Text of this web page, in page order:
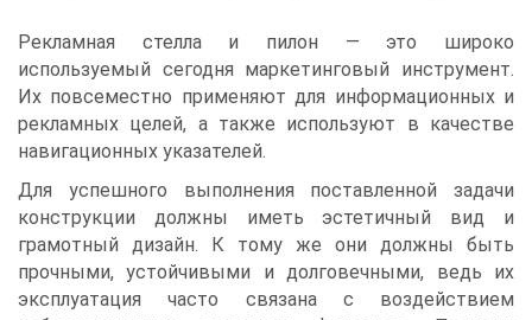
Рекламная стелла и пилон — это широко
используемый сегодня маркетинговый инструмент.
Их повсеместно применяют для информационных и
рекламных целей, а также используют в качестве
навигационных указателей.
Для успешного выполнения поставленной задачи
конструкции должны иметь эстетичный вид и
грамотный дизайн. К тому же они должны быть
прочными, устойчивыми и долговечными, ведь их
эксплуатация часто связана с воздействием